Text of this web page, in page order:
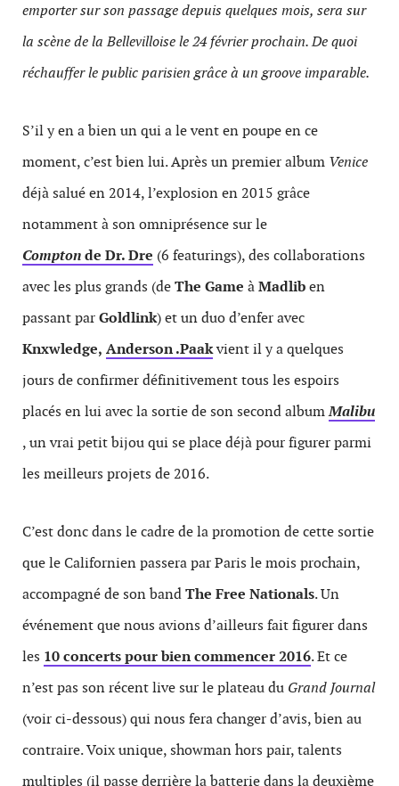
emporter sur son passage depuis quelques mois, sera sur
la scène de la Bellevilloise le 24 février prochain. De quoi
réchauffer le public parisien grâce à un groove imparable.
S’il y en a bien un qui a le vent en poupe en ce
moment, c’est bien lui. Après un premier album Venice
déjà salué en 2014, l’explosion en 2015 grâce
notamment à son omniprésence sur le
Comptonde Dr. Dre (6 featurings), des collaborations
avec les plus grands (deThe Game àMadliben
passant parGoldlink) et un duo d’enfer avec
Knxwledge, Anderson .Paakvient il y a quelques
jours de confirmer définitivement tous les espoirs
placés en lui avec la sortie de son second albumMalibu
, un vrai petit bijou qui se place déjà pour figurer parmi
les meilleurs projets de 2016.
C’est donc dans le cadre de la promotion de cette sortie
que le Californien passera par Paris le mois prochain,
accompagné de son bandThe Free Nationals. Un
événement que nous avions d’ailleurs fait figurer dans
les 10 concerts pour bien commencer 2016. Et ce
n’est pas son récent live sur le plateau du Grand Journal
(voir ci-dessous) qui nous fera changer d’avis, bien au
contraire. Voix unique, showman hors pair, talents
multiples (il passe derrière la batterie dans la deuxième